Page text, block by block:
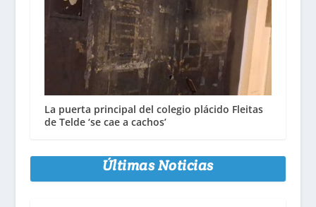
La puerta principal del colegio plácido Fleitas
de Telde ‘se cae a cachos’
Últimas Noticias